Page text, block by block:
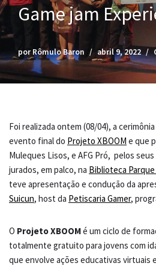
Game jam
porRômulo Baron abril 9, 2022
Foi realizada ontem (08/04), a
evento final do Projeto XBOOM e que
Muleques Lisos, e AFG Pró, pelos
jurados, em palco, na Biblioteca
teve apresentação e condução da
Suicun, host da Petiscaria Gamer,
O Projeto XBOOMé um ciclo de
totalmente gratuito para jovens com
que envolve ações educativas virtuais